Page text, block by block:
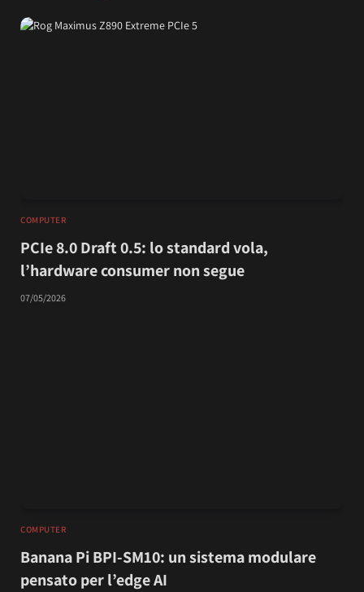
COMPUTER
PCIe 8.0 Draft 0.5: lo standard vola,
l’hardware consumer non segue
07/05/2026
COMPUTER
Banana Pi BPI-SM10: un sistema modulare
pensato per l’edge AI